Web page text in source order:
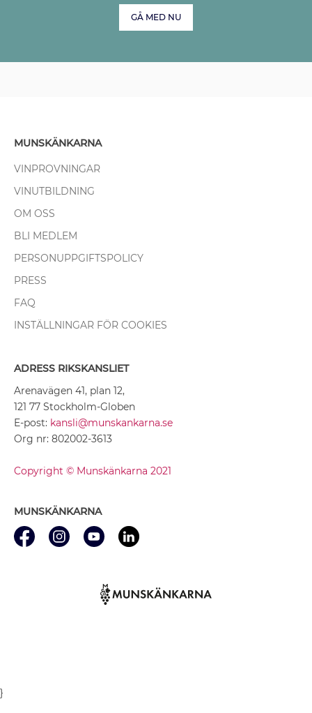
GÅ MED NU
MUNSKÄNKARNA
VINPROVNINGAR
VINUTBILDNING
OM OSS
BLI MEDLEM
PERSONUPPGIFTSPOLICY
PRESS
FAQ
INSTÄLLNINGAR FÖR COOKIES
ADRESS RIKSKANSLIET
Arenavägen 41, plan 12,
121 77 Stockholm-Globen
E-post: kansli@munskankarna.se
Org nr: 802002-3613
Copyright © Munskänkarna 2021
MUNSKÄNKARNA
}